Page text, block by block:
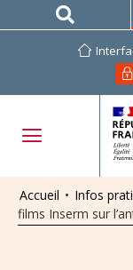
Accueil • Infos
films Inserm sur